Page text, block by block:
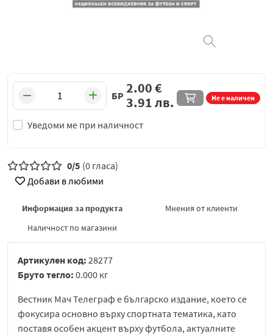
БР Не е наличен
Уведоми ме при наличност
2.00€
3.91лв.
0/5 (0 гласа)
Добави в любими
Информация за продукта
Мнения от клиенти
Наличност по магазини
Артикулен код: 28277
Бруто тегло: 0.000 кг
Вестник Мач Телеграф е българско издание, което се
фокусира основно върху спортната тематика, като
поставя особен акцент върху футбола, актуалните